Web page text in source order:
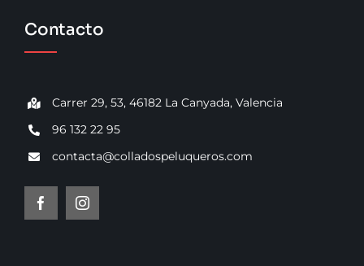
Contacto
Carrer 29, 53, 46182 La Canyada, Valencia
96 132 22 95
contacta@colladospeluqueros.com